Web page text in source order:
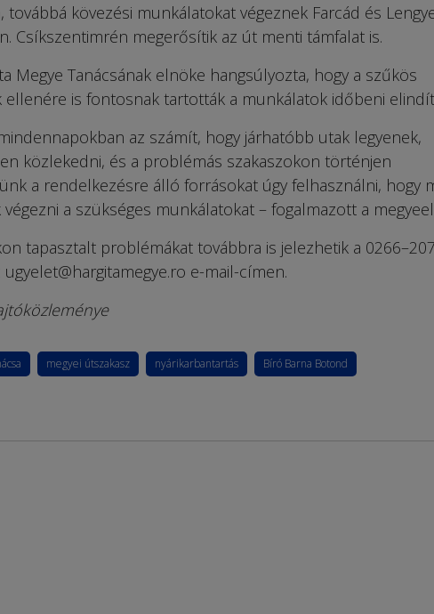
kövezési munkálatokat végeznek Farcád és
Csíkszentimrén megerősítik az út menti támfalat is.
Megye Tanácsának elnöke hangsúlyozta, hogy a szűkös
ellenére is fontosnak tartották a munkálatok időbeni
az számít, hogy járhatóbb utak legyenek,
közlekedni, és a problémás szakaszokon történjen
a rendelkezésre álló forrásokat úgy felhasználni, hogy
a szükséges munkálatokat – fogalmazott a
tapasztalt problémákat továbbra is jelezhetik a
e-mail-címen.
megyei útszakasz nyárikarbantartás Bíró Barna Botond